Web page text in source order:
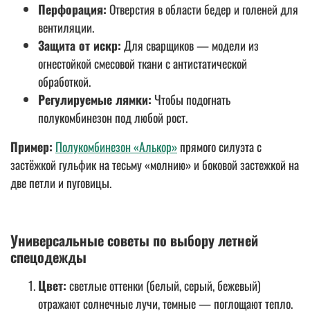
Перфорация:Отверстия в области бедер и голеней для
вентиляции.
Защита от искр:Для сварщиков — модели из
огнестойкой смесовой ткани с антистатической
обработкой.
Регулируемые лямки:Чтобы подогнать
полукомбинезон под любой рост.
Пример: Полукомбинезон «Алькор»прямого силуэта с
застёжкой гульфик на тесьму «молнию» и боковой застежкой на
две петли и пуговицы.
Универсальные советы по выбору летней
спецодежды
Цвет:светлые оттенки (белый, серый, бежевый)
отражают солнечные лучи, темные — поглощают тепло.